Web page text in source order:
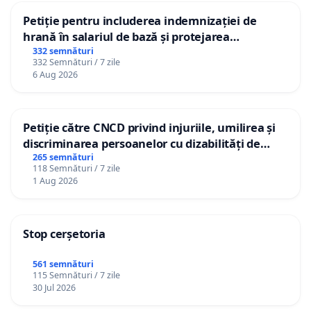
Petiție pentru includerea indemnizației de
hrană în salariul de bază și protejarea
gradațiilor de vechime pentru asistenții
personali
332 semnături
332 Semnături / 7 zile
6 Aug 2026
Petiție către CNCD privind injuriile, umilirea și
discriminarea persoanelor cu dizabilități de
către utilizatorul TikTok „Gorici”
265 semnături
118 Semnături / 7 zile
1 Aug 2026
Stop cerșetoria
561 semnături
115 Semnături / 7 zile
30 Jul 2026